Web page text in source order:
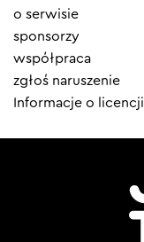
menu
o serwisie
sponsorzy
współpraca
zgłoś naruszenie
Informacje o licencji